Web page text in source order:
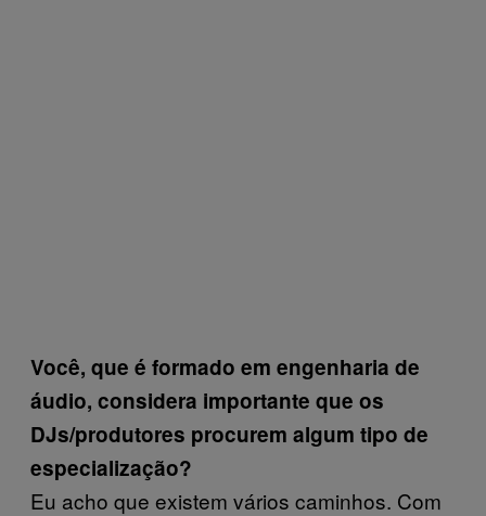
Você, que é formado em engenharia de
áudio, considera importante que os
DJs/produtores procurem algum tipo de
especialização?
Eu acho que existem vários caminhos. Com